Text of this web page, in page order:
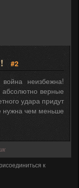
#2
неизбежна!
верные
удара придут
нужна чем меньше
к